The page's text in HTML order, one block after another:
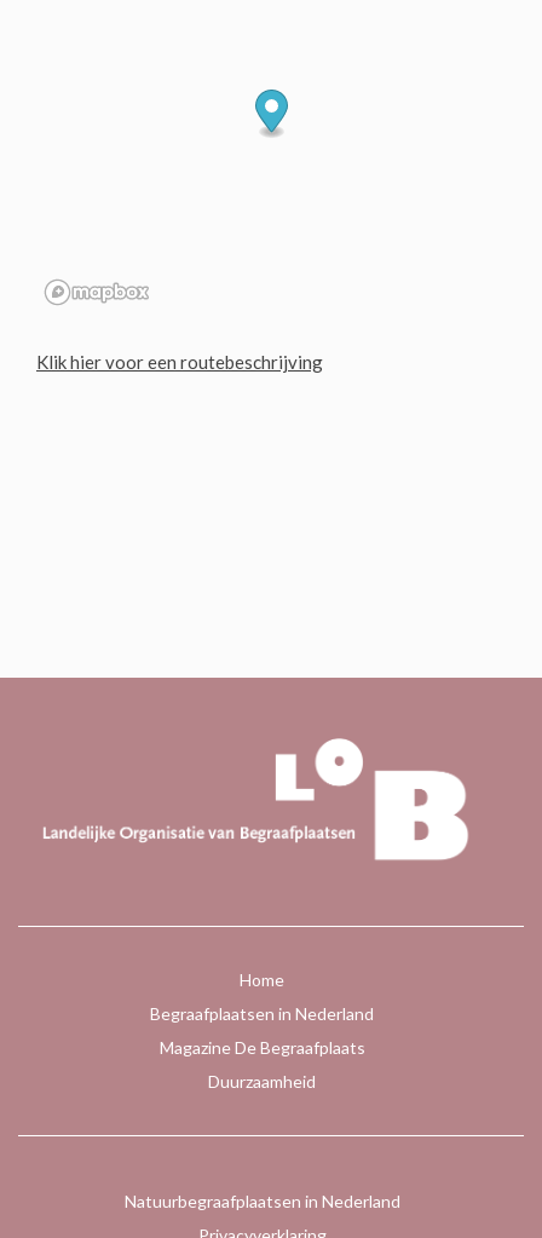
Klik hier voor een routebeschrijving
Home
Begraafplaatsen in Nederland
Magazine De Begraafplaats
Duurzaamheid
Natuurbegraafplaatsen in Nederland